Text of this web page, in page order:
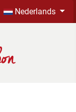
Nederlands